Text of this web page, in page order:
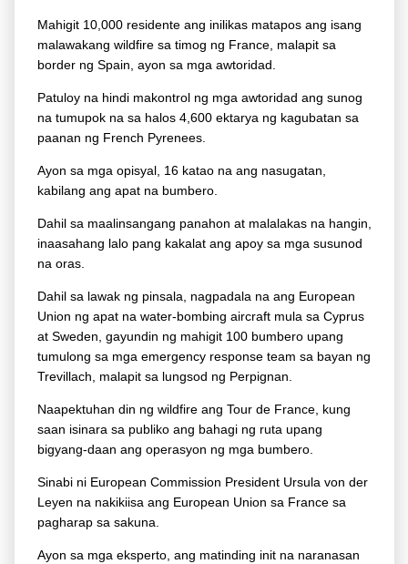
Mahigit 10,000 residente ang inilikas matapos ang isang
malawakang wildfire sa timog ng France, malapit sa
border ng Spain, ayon sa mga awtoridad.
Patuloy na hindi makontrol ng mga awtoridad ang sunog
na tumupok na sa halos 4,600 ektarya ng kagubatan sa
paanan ng French Pyrenees.
Ayon sa mga opisyal, 16 katao na ang nasugatan,
kabilang ang apat na bumbero.
Dahil sa maalinsangang panahon at malalakas na hangin,
inaasahang lalo pang kakalat ang apoy sa mga susunod
na oras.
Dahil sa lawak ng pinsala, nagpadala na ang European
Union ng apat na water-bombing aircraft mula sa Cyprus
at Sweden, gayundin ng mahigit 100 bumbero upang
tumulong sa mga emergency response team sa bayan ng
Trevillach, malapit sa lungsod ng Perpignan.
Naapektuhan din ng wildfire ang Tour de France, kung
saan isinara sa publiko ang bahagi ng ruta upang
bigyang-daan ang operasyon ng mga bumbero.
Sinabi ni European Commission President Ursula von der
Leyen na nakikiisa ang European Union sa France sa
pagharap sa sakuna.
Ayon sa mga eksperto, ang matinding init na naranasan